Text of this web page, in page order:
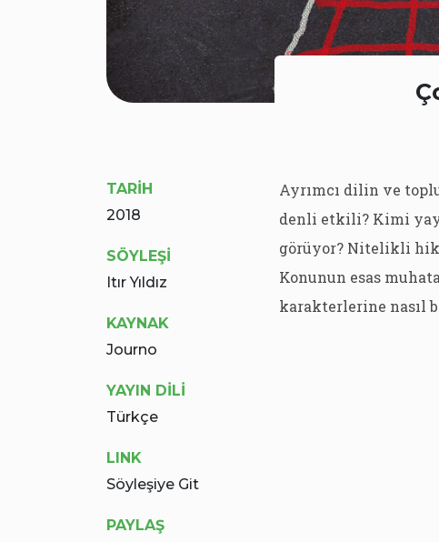
TARİH
2018
SÖYLEŞİ
Itır Yıldız
KAYNAK
Journo
YAYIN DİLİ
Türkçe
LINK
Söyleşiye Git
PAYLAŞ
Ayrımcı dilin ve
denli etkili? Kimi
görüyor? Nitelikli
Konunun esas
karakterlerine nasıl